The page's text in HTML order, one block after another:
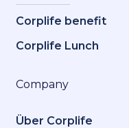
Corplife benefit
Corplife Lunch
Company
Über Corplife